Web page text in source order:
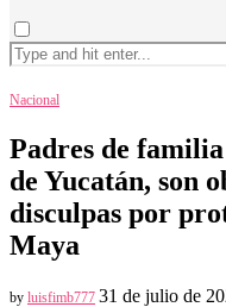
Nacional
Padres de
de Yucatán, son
disculpas por
Maya
by luisfimb777 31 de julio de